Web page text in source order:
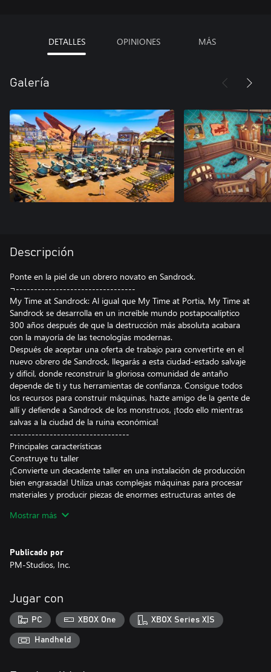
DETALLES OPINIONES MÁS
Galería
Descripción
Ponte en la piel de un obrero novato en Sandrock.
¬---------------------------------
My Time at Sandrock: Al igual que My Time at Portia, My Time at
Sandrock se desarrolla en un increíble mundo postapocalíptico
300 años después de que la destrucción más absoluta acabara
con la mayoría de las tecnologías modernas.
Después de aceptar una oferta de trabajo para convertirte en el
nuevo obrero de Sandrock, llegarás a esta ciudad-estado salvaje
y difícil, donde reconstruir la gloriosa comunidad de antaño
depende de ti y tus herramientas de confianza. Consigue todos
los recursos para construir máquinas, hazte amigo de la gente de
allí y defiende a Sandrock de los monstruos, ¡todo ello mientras
salvas a la ciudad de la ruina económica!
---------------------------------
Principales características
Construye tu taller
¡Convierte un decadente taller en una instalación de producción
bien engrasada! Utiliza unas complejas máquinas para procesar
materiales y producir piezas de enormes estructuras antes de
Crea cientos de artículos únicos en tu mesa de trabajo para
Explora el mundo abierto
Sandrock. Sumérgete en las ruinas para excavar buscando
reliquias del Viejo Mundo, busca materiales en lugares de difícil
acceso o disfruta de la tranquilidad con tus vecinos de Sandrock.
Historias repletas de detalles para los PNJ
Experimenta una historia exhaustiva con cientos de misiones
Mostrar más
Publicado por
PM-Studios, Inc.
Jugar con
PC XBOX One XBOX Series X|S
Handheld